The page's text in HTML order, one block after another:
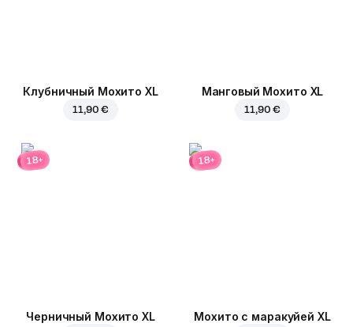
Клубничный Мохито XL
11,90 €
Манговый Мохито XL
11,90 €
18+
Черничный Мохито XL
18+
Мохито с маракуйей XL